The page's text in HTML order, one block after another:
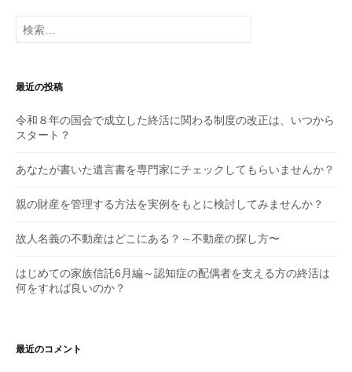
検
索:
最近の投稿
令和８年の国会で成立した終活に関わる制度の改正は、いつから
スタート？
あなたが書いた遺言書を専門家にチェックしてもらいませんか？
親の財産を管理する方法を実例をもとに検討してみませんか？
故人名義の不動産はどこにある？～不動産の探し方〜
はじめての家族信託6月編～認知症の配偶者を支える方の終活は
何をすれば良いのか？
最近のコメント